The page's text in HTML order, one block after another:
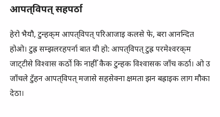
आपत्‌विपत्सहपर्ठा
हेरो भैयौ, टुन्‍हक्‌म आपत्‌विपत्‌ परिआजाइ कलसे फे, बरा आनन्‍दित
होओ। टुह्र सम्‍झ‍लरहपर्ना बात यी हो: आपत्‌विपत्‌ टुह्र परमेश्‍वरक्‌म
जाट्‍टीसे विश्‍वास कर्ठो कि नाहीँ कैक टुन्‍हक विश्‍वासक जाँच कर्ठा। ओ उ
जाँचले टुँहन आपत्‌विपत्‌ मजासे सहसेक्‍ना क्षमता झन बह्राइक लाग मौका
देठा।